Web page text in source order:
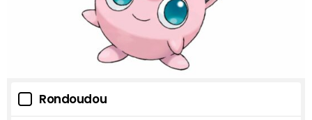
Rondoudou